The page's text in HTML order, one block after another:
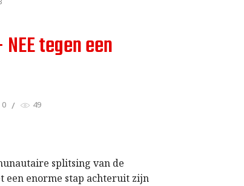
tegen een
0 49
splitsing van de
een enorme stap achteruit zijn